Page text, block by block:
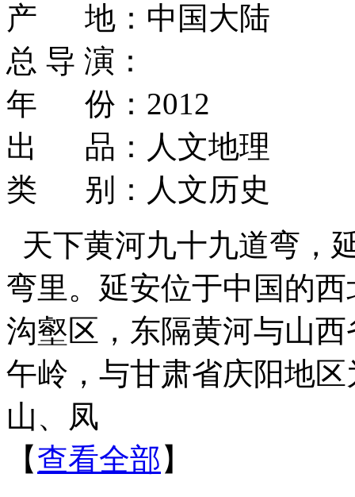
产 地：中国大陆
总 导 演：
年 份：2012
出 品：人文地理
类 别：人文历史
天下黄河九十九道弯，
弯里。延安位于中国的
沟壑区，东隔黄河与山
午岭，与甘肃省庆阳地
山、凤
【查看全部 】